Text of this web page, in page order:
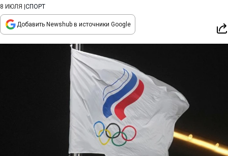
8 ИЮЛЯ СПОРТ
Добавить Newshub в источники Google